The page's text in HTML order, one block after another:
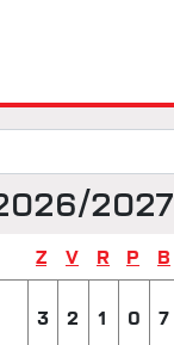
2027
Z V R P B
3 2 1 0 7